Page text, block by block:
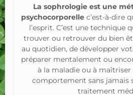
La sophrologie est une
psychocorporellec’est-à-dire
l’esprit. C’est une technique
trouver ou retrouver du bien
au quotidien, de développer
préparer mentalement ou
à la maladie ou à
comportement sans jamais
traitement